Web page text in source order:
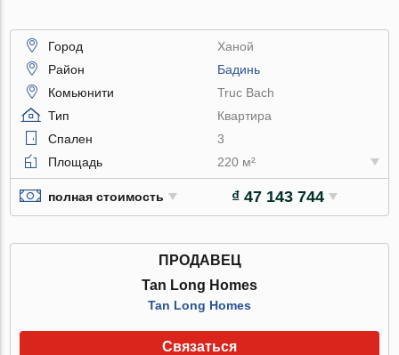
Город
Ханой
Район
Бадинь
Комьюнити
Truc Bach
Тип
Квартира
Спален
3
Площадь
220 м²
полная стоимость ₫ 47 143 744
ПРОДАВЕЦ
Tan Long Homes
Tan Long Homes
Связаться